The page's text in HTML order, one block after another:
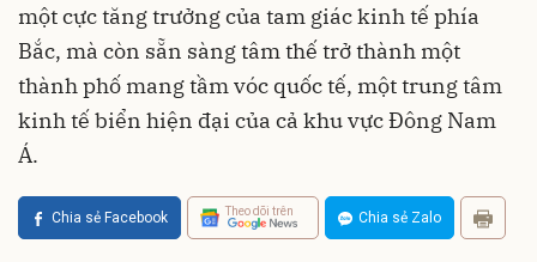
một cực tăng trưởng của tam giác kinh tế phía
Bắc, mà còn sẵn sàng tâm thế trở thành một
thành phố mang tầm vóc quốc tế, một trung tâm
kinh tế biển hiện đại của cả khu vực Đông Nam
Á.
Chia sẻ Facebook Theo dõi trên Chia sẻ Zalo